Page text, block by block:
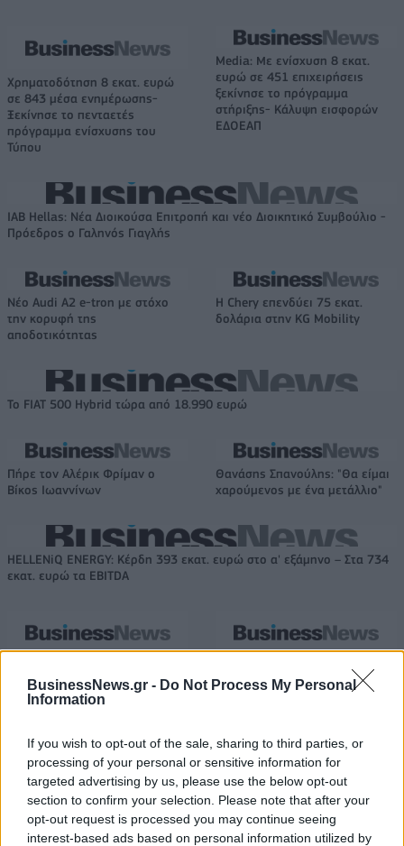
BusinessNews.gr - Do Not Process My Personal
Information
If you wish to opt-out of the sale, sharing to third parties, or
processing of your personal or sensitive information for
targeted advertising by us, please use the below opt-out
section to confirm your selection. Please note that after your
opt-out request is processed you may continue seeing
interest-based ads based on personal information utilized by
Χρηματοδότηση 8 εκατ. ευρώ
σε 843 μέσα ενημέρωσης-
Ξεκίνησε το πενταετές
πρόγραμμα ενίσχυσης του
Τύπου
Media: Με ενίσχυση 8 εκατ.
ευρώ σε 451 επιχειρήσεις
ξεκίνησε το πρόγραμμα
στήριξης- Κάλυψη εισφορών
ΕΔΟΕΑΠ
IAB Hellas: Νέα Διοικούσα Επιτροπή και νέο Διοικητικό Συμβούλιο -
Πρόεδρος ο Γαληνός Γιαγλής
Νέο Audi A2 e-tron με στόχο
την κορυφή της
αποδοτικότητας
Η Chery επενδύει 75 εκατ.
δολάρια στην KG Mobility
Το FIAT 500 Hybrid τώρα από 18.990 ευρώ
Πήρε τον Αλέρικ Φρίμαν ο
Βίκος Ιωαννίνων
Θανάσης Σπανούλης: "Θα είμαι
χαρούμενος με ένα μετάλλιο"
HELLENiQ ENERGY: Κέρδη 393 εκατ. ευρώ στο α' εξάμηνο – Στα 734
εκατ. ευρώ τα EBITDA
ο τζίρος στο α' εξάμηνο, στα 4,3
δισ. ευρώ – Στα 446 εκατ. ευρώ
ΥΠΕΘΟΟ: Νέες επενδύσεις 1
δισ. ευρώ ως το 2028 για την
Η συμφωνία Arval-Athlon αναδιαμορφώνει την αγορά leasing